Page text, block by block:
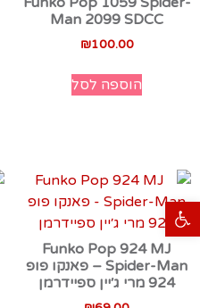
Man 2099 SDCC
₪100.00
הוספה לסל
Funko Pop 924 MJ
Spider-Man – פאנקו פופ
924 מרי ג׳יין ספיידרמן
פתח סרגל נגישות